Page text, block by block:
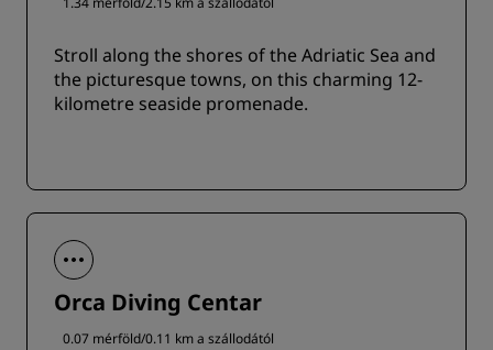
Stroll along the shores of the Adriatic Sea and
the picturesque towns, on this charming 12-
kilometre seaside promenade.
Orca Diving Centar
0.07 mérföld/0.11 km a szállodától